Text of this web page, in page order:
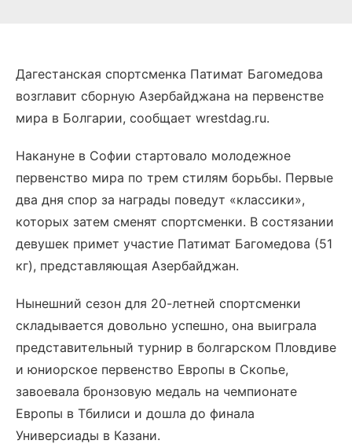
Дагестанская спортсменка Патимат Багомедова
возглавит сборную Азербайджана на первенстве
мира в Болгарии, сообщает wrestdag.ru.
Накануне в Софии стартовало молодежное
первенство мира по трем стилям борьбы. Первые
два дня спор за награды поведут «классики»,
которых затем сменят спортсменки. В состязании
девушек примет участие Патимат Багомедова (51
кг), представляющая Азербайджан.
Нынешний сезон для 20-летней спортсменки
складывается довольно успешно, она выиграла
представительный турнир в болгарском Пловдиве
и юниорское первенство Европы в Скопье,
завоевала бронзовую медаль на чемпионате
Европы в Тбилиси и дошла до финала
Универсиады в Казани.